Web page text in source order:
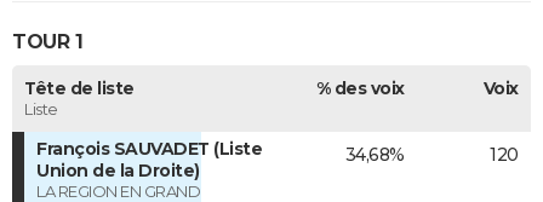
TOUR 1
Tête de liste
Liste
% des voix Voix
François SAUVADET (Liste
Union de la Droite)
LA REGION EN GRAND
34,68% 120